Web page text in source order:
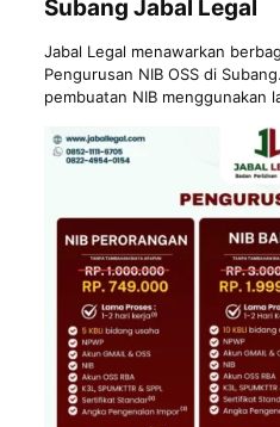
Subang Jabal Legal
Jabal Legal menawarkan
Pengurusan NIB OSS di
pembuatan NIB menggunakan